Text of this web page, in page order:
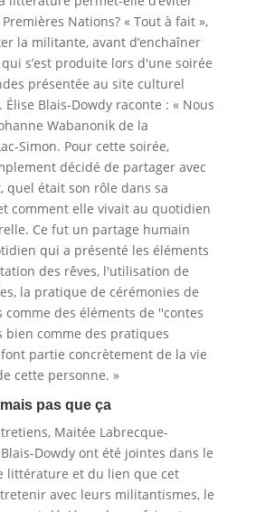
Nations? « Tout à fait »,
la militante, avant d’enchaîner
s’est produite lors d'une soirée
présentée au site culturel
Élise Blais-Dowdy raconte : « Nous
Wabanonik de la
Simon. Pour cette soirée,
décidé de partager avec
quel était son rôle dans sa
comment elle vivait au quotidien
Ce fut un partage humain
qui a présenté les éléments
des rêves, l'utilisation de
la pratique de cérémonies de
comme des éléments de ''contes
bien comme des pratiques
partie concrètement de la vie
cette personne. »
pas que ça
Maitée Labrecque-
Dowdy ont été jointes dans le
littérature et du lien que cet
avec leurs militantismes, le